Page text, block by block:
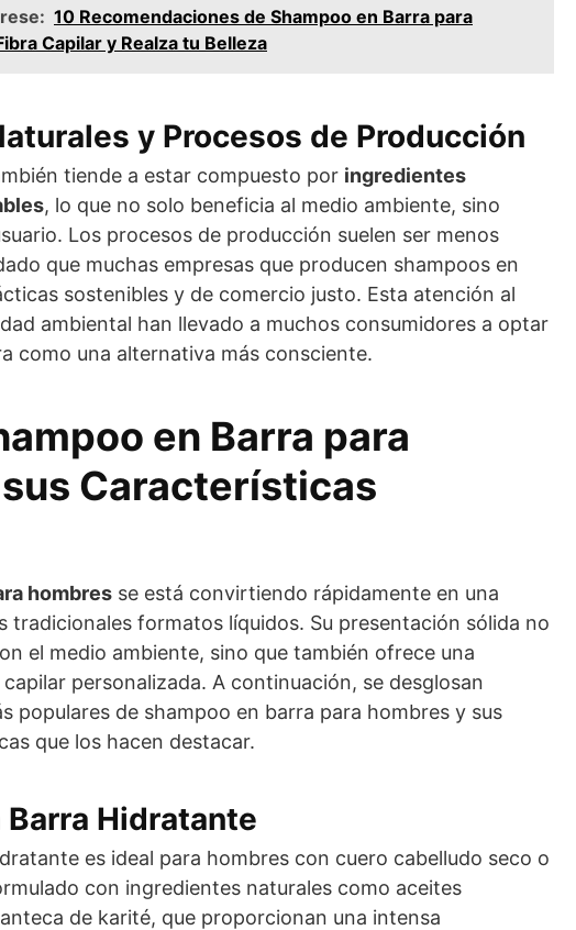
10 Recomendaciones de Shampoo en Barra para
Capilar y Realza tu Belleza
y Procesos de Producción
tiende a estar compuesto por ingredientes
, lo que no solo beneficia al medio ambiente, sino
Los procesos de producción suelen ser menos
que muchas empresas que producen shampoos en
sostenibles y de comercio justo. Esta atención al
ambiental han llevado a muchos consumidores a optar
como una alternativa más consciente.
en Barra para
Características
hombres se está convirtiendo rápidamente en una
tradicionales formatos líquidos. Su presentación sólida no
el medio ambiente, sino que también ofrece una
personalizada. A continuación, se desglosan
populares de shampoo en barra para hombres y sus
que los hacen destacar.
Barra Hidratante
es ideal para hombres con cuero cabelludo seco o
con ingredientes naturales como aceites
de karité, que proporcionan una intensa